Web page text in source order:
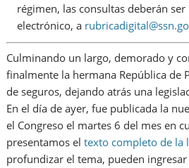
régimen, las consultas deberán
electrónico, a
Culminando un largo, demorado y
finalmente la hermana República de
de seguros, dejando atrás una
En el día de ayer, fue publicada la
el Congreso el martes 6 del mes en
presentamos eltexto completo de la
profundizar el tema, pueden